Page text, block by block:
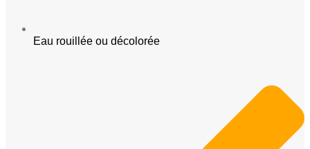
Eau rouillée ou décolorée